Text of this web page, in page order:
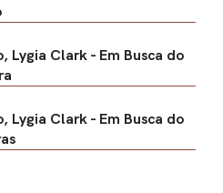
Lygia Clark - Em Busca do
Lygia Clark - Em Busca do